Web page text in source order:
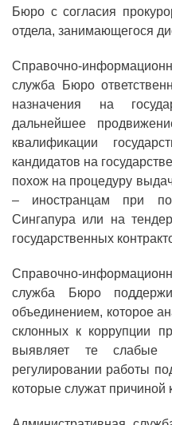
Бюро с согласия
отдела, занимающегося
Справочно-
служба Бюро
назначения на
дальнейшее
квалификации
кандидатов на
похож на процедуру
– иностранцам при
Сингапура или на
государственных
Справочно-
служба Бюро
объединением, которое
склонных к коррупции
выявляет те слабые
регулировании работы
которые служат причиной